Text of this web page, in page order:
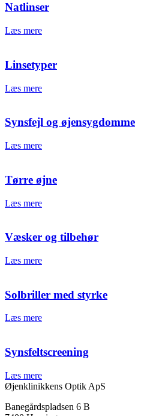
Natlinser
Læs mere
Linsetyper
Læs mere
Synsfejl og øjensygdomme
Læs mere
Tørre øjne
Læs mere
Væsker og tilbehør
Læs mere
Solbriller med styrke
Læs mere
Synsfeltscreening
Læs mere
Øjenklinikkens Optik ApS
Banegårdspladsen 6 B